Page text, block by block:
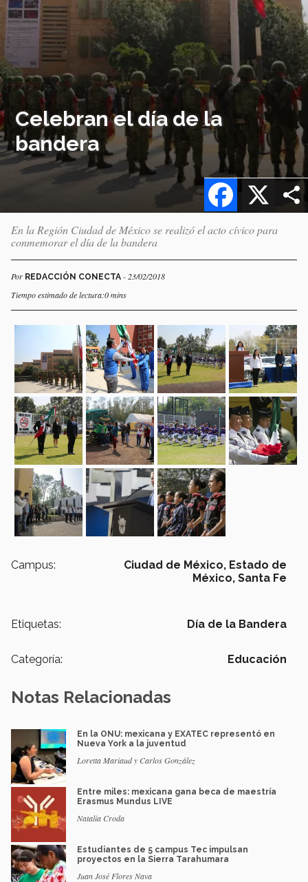
Celebran el día de la
bandera
X
Facebook
En la Región Ciudad de México se realizó el acto cívico para
conmemorar el día de la bandera
Por REDACCIÓN CONECTA - 23/02/2018
Tiempo estimado de lectura:0 mins
Campus: Ciudad de México, Estado de
México, Santa Fe
Etiquetas: Día de la Bandera
Categoría: Educación
Notas Relacionadas
En la ONU: mexicana y EXATEC representó en
Nueva York a la juventud
Loretta Mariaud y Carlos González
Entre miles: mexicana gana beca de maestría
Erasmus Mundus LIVE
Natalia Croda
Estudiantes de 5 campus Tec impulsan
proyectos en la Sierra Tarahumara
Juan José Flores Nava